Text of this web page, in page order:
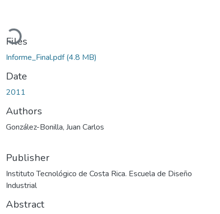
Files
Informe_Final.pdf(4.8 MB)
Date
2011
Authors
González-Bonilla, Juan Carlos
Publisher
Instituto Tecnológico de Costa Rica. Escuela de Diseño
Industrial
Abstract